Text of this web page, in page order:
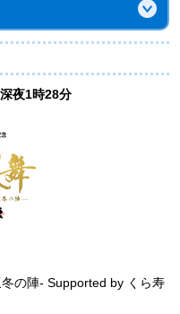
夜1時28分
の陣- Supported by くら寿